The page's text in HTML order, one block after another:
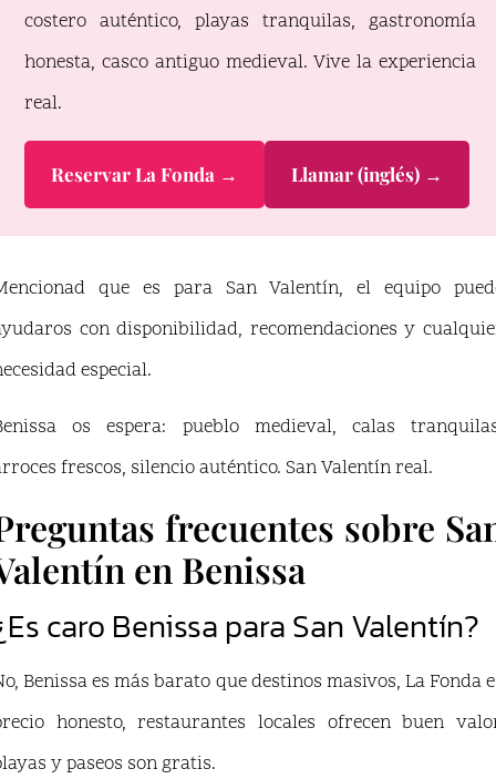
costero auténtico, playas tranquilas, gastronomía
honesta, casco antiguo medieval. Vive la experiencia
real.
Reservar La Fonda → Llamar (inglés) →
que es para San Valentín, el equipo
con disponibilidad, recomendaciones y
especial.
os espera: pueblo medieval, calas
frescos, silencio auténtico. San Valentín real.
frecuentes sobre
en Benissa
caro Benissa para San Valentín?
Benissa es más barato que destinos masivos, La Fonda
honesto, restaurantes locales ofrecen buen
y paseos son gratis.